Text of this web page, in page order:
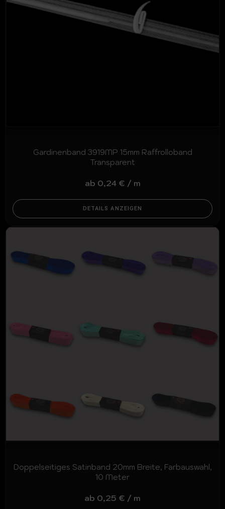
Gardinenband 3919MP 15mm Raffrolloband
Transparent
ab 0,24 € / m
DETAILS ANZEIGEN
Doppelseitiges Satinband 20mm Breite, Farbauswahl,
10 Meter
ab 0,25 € / m